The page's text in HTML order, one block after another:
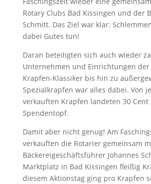
Rotary Clubs Bad Kissingen und der
Schmitt. Das Ziel war klar:
dabei Gutes tun!
Daran beteiligten sich auch wieder
Unternehmen und Einrichtungen der
Krapfen-Klassiker bis hin zu
Spezialkrapfen war alles dabei. Von
verkauften Krapfen landeten 30 Cent
Spendentopf.
Damit aber nicht genug! Am
verkauften die Rotarier gemeinsam
Bäckereigeschäftsführer Johannes
Marktplatz in Bad Kissingen fleißig
diesem Aktionstag ging pro Krapfen